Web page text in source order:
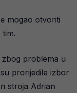
mogao otvoriti
zbog problema u
prorijedile izbor
stroja Adrian